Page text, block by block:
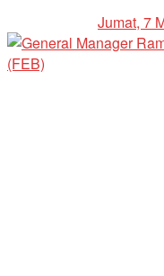
Jumat, 7